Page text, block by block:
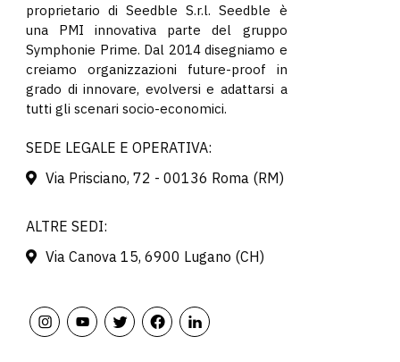
proprietario di Seedble S.r.l. Seedble è
una PMI innovativa parte del gruppo
Symphonie Prime. Dal 2014 disegniamo e
creiamo organizzazioni future-proof in
grado di innovare, evolversi e adattarsi a
tutti gli scenari socio-economici.
SEDE LEGALE E OPERATIVA:
Via Prisciano, 72 - 00136 Roma (RM)
ALTRE SEDI:
Via Canova 15, 6900 Lugano (CH)